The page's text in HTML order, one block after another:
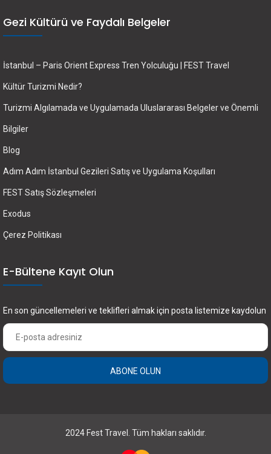
Gezi Kültürü ve Faydalı Belgeler
İstanbul – Paris Orient Express Tren Yolculuğu | FEST Travel
Kültür Turizmi Nedir?
Turizmi Algılamada ve Uygulamada Uluslararası Belgeler ve Önemli
Bilgiler
Blog
Adım Adım İstanbul Gezileri Satış ve Uygulama Koşulları
FEST Satış Sözleşmeleri
Exodus
Çerez Politikası
E-Bültene Kayıt Olun
En son güncellemeleri ve teklifleri almak için posta listemize kaydolun
ABONE OLUN
2024 Fest Travel. Tüm hakları saklıdır.